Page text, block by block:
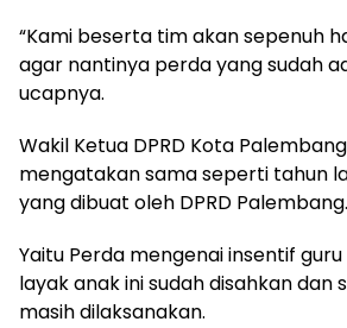
“Kami beserta tim akan sepenuh
agar nantinya perda yang sudah
ucapnya.
Wakil Ketua DPRD Kota
mengatakan sama seperti tahun
yang dibuat oleh DPRD Palembang.
Yaitu Perda mengenai insentif
layak anak ini sudah disahkan dan
masih dilaksanakan.